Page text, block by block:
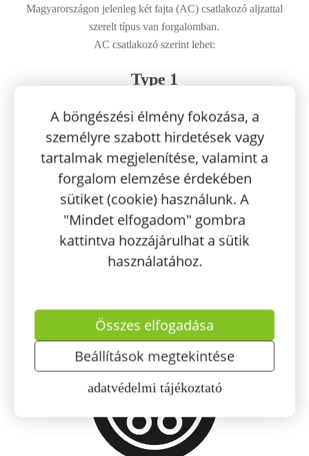
A böngészési élmény fokozása, a
személyre szabott hirdetések vagy
tartalmak megjelenítése, valamint a
forgalom elemzése érdekében
sütiket (cookie) használunk. A
"Mindet elfogadom" gombra
kattintva hozzájárulhat a sütik
használatához.
Összes elfogadása
Beállítások megtekintése
adatvédelmi tájékoztató
Magyarországon jelenleg két fajta (AC) csatlakozó aljzattal
szerelt típus van forgalomban.
AC csatlakozó szerint lehet:
Type 1